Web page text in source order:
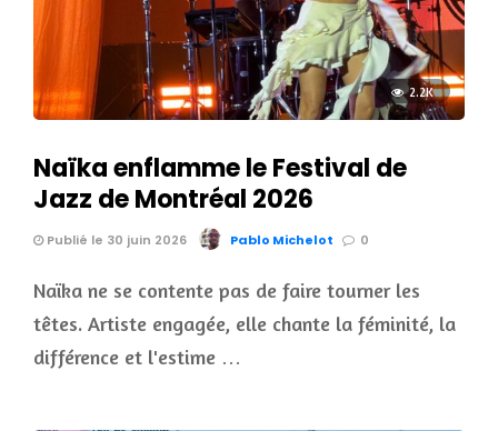
2.2K
Naïka enflamme le Festival de
Jazz de Montréal 2026
Publié le 30 juin 2026 Pablo Michelot 0
Naïka ne se contente pas de faire tourner les
têtes. Artiste engagée, elle chante la féminité, la
différence et l'estime …